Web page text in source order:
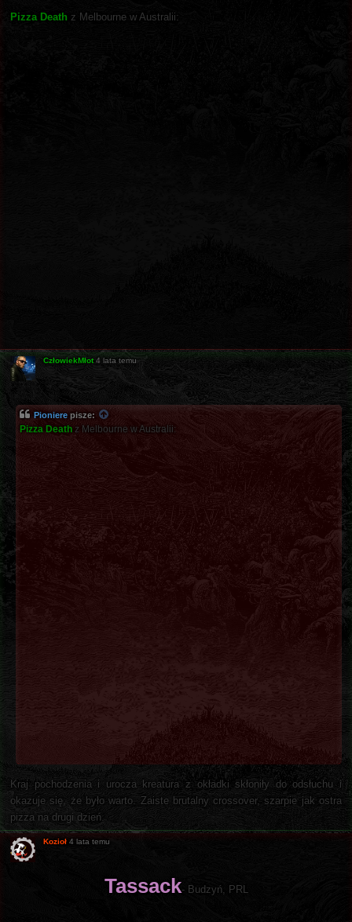
Pizza Death z Melbourne w Australii:
CzłowiekMłot 4 lata temu
Pionierepisze:
Pizza Death z Melbourne w Australii:
Kraj pochodzenia i urocza kreatura z okładki skłoniły do odsłuchu i
okazuje się, że było warto. Zaiste brutalny crossover, szarpie jak ostra
pizza na drugi dzień.
Kozioł 4 lata temu
Tassack- Budzyń, PRL